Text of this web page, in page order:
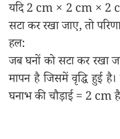
यदि 2 cm × 2 cm × 2
सटा कर रखा जाए, तो
हल:
जब घनों को सटा कर रखा
मापन है जिसमें वृद्धि हुई
घनाभ की चौड़ाई = 2